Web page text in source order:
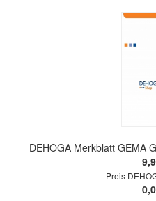
DEHOGA Merkblatt GEMA
Preis